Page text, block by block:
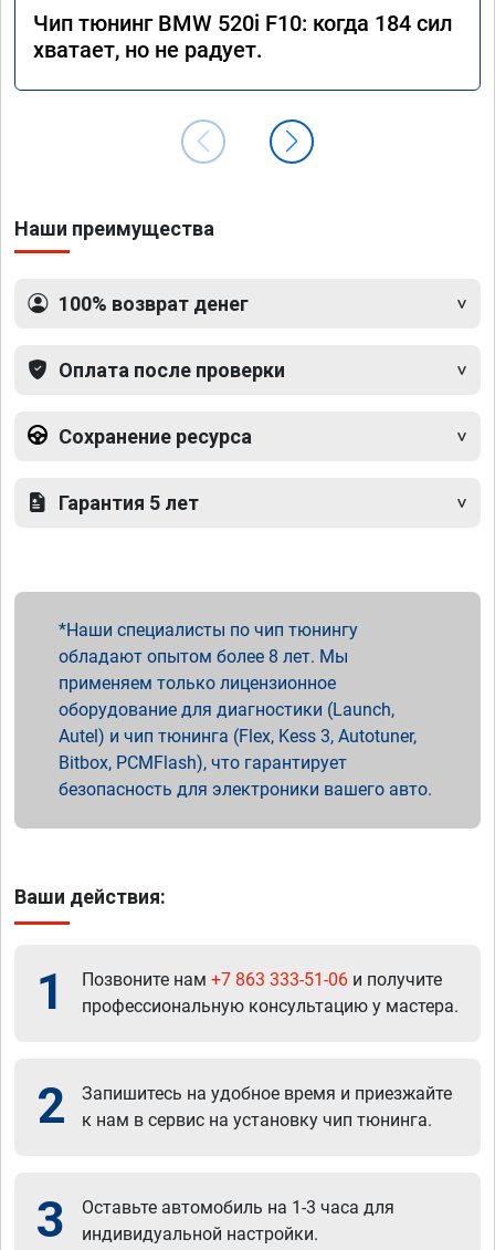
Чип тюнинг BMW 520i F10: когда 184 сил
хватает, но не радует.
Наши преимущества
100% возврат денег
Оплата после проверки
Сохранение ресурса
Гарантия 5 лет
Наши специалисты по чип тюнингу
обладают опытом более 8 лет. Мы
применяем только лицензионное
оборудование для диагностики (Launch,
Autel) и чип тюнинга (Flex, Kess 3, Autotuner,
Bitbox, PCMFlash), что гарантирует
безопасность для электроники вашего авто.
Ваши действия:
1 Позвоните нам +7 863 333-51-06 и получите
профессиональную консультацию у мастера.
2
Запишитесь на удобное время и приезжайте
к нам в сервис на установку чип тюнинга.
3
Оставьте автомобиль на 1-3 часа для
индивидуальной настройки.